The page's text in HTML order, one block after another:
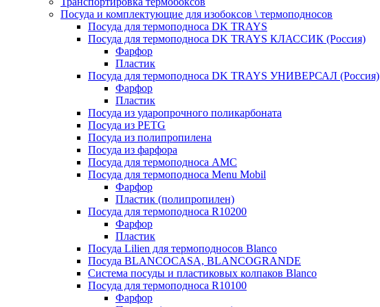
Посуда и комплектующие для изобоксов \ термоподносов
Посуда для термоподноса DK TRAYS
Посуда для термоподноса DK TRAYS КЛАССИК (Россия)
Фарфор
Пластик
Посуда для термоподноса DK TRAYS УНИВЕРСАЛ (Россия)
Фарфор
Пластик
Посуда из ударопрочного поликарбоната
Посуда из PETG
Посуда из полипропилена
Посуда из фарфора
Посуда для термоподноса AMC
Посуда для термоподноса Menu Mobil
Фарфор
Пластик (полипропилен)
Посуда для термоподноса R10200
Фарфор
Пластик
Посуда Lilien для термоподносов Blanco
Посуда BLANCOCASA, BLANCOGRANDE
Система посуды и пластиковых колпаков Blanco
Посуда для термоподноса R10100
Фарфор